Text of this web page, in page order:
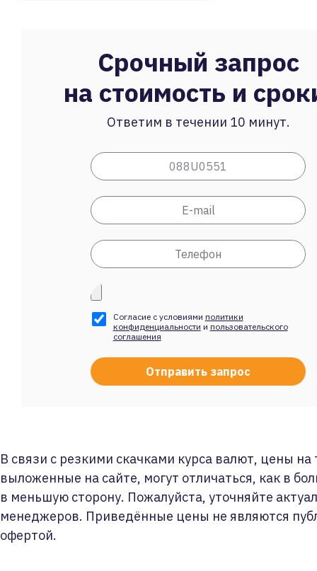
Срочный запрос
на стоимость и
Ответим в течении 10 минут.
Согласие с условиями политики
конфиденциальности и пользовательского
соглашения
В связи с резкими скачками курса валют, цены на
выложенные на сайте, могут отличаться, как в
в меньшую сторону. Пожалуйста, уточняйте
менеджеров. Приведённые цены не являются
офертой.